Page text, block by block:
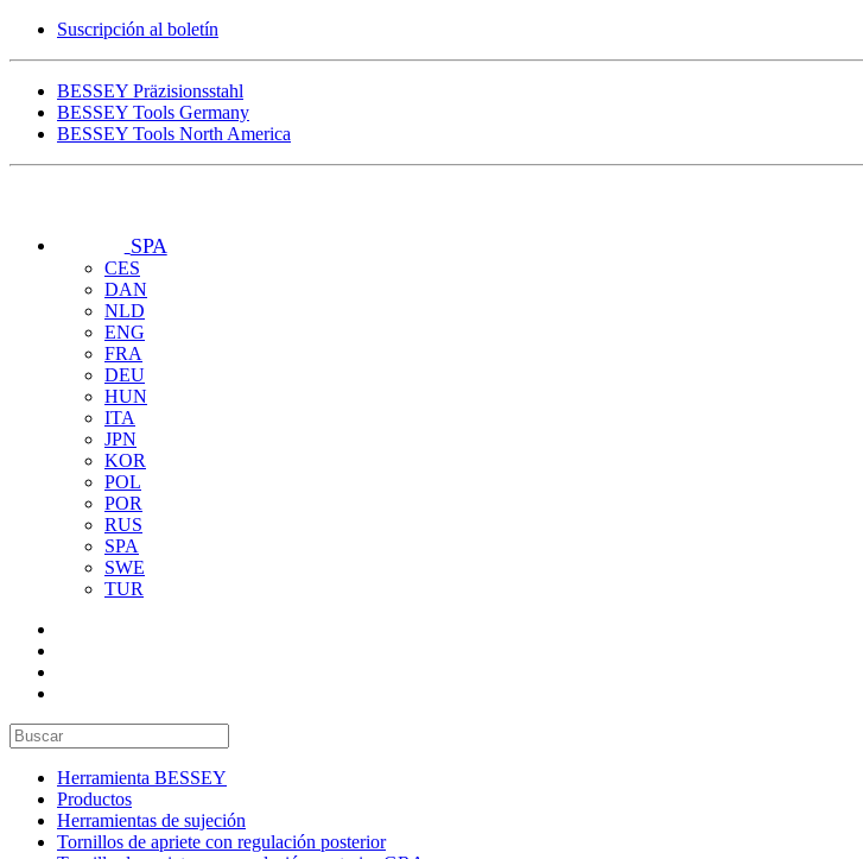
Suscripción al boletín
BESSEY Präzisionsstahl
BESSEY Tools Germany
BESSEY Tools North America
SPA
CES
DAN
NLD
ENG
FRA
DEU
HUN
ITA
JPN
KOR
POL
POR
RUS
SPA
SWE
TUR
Herramienta BESSEY
Productos
Herramientas de sujeción
Tornillos de apriete con regulación posterior